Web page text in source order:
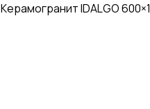
Керамогранит IDALGO